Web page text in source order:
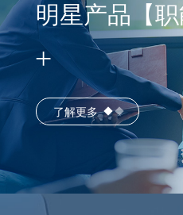
明星产品【
了解更多